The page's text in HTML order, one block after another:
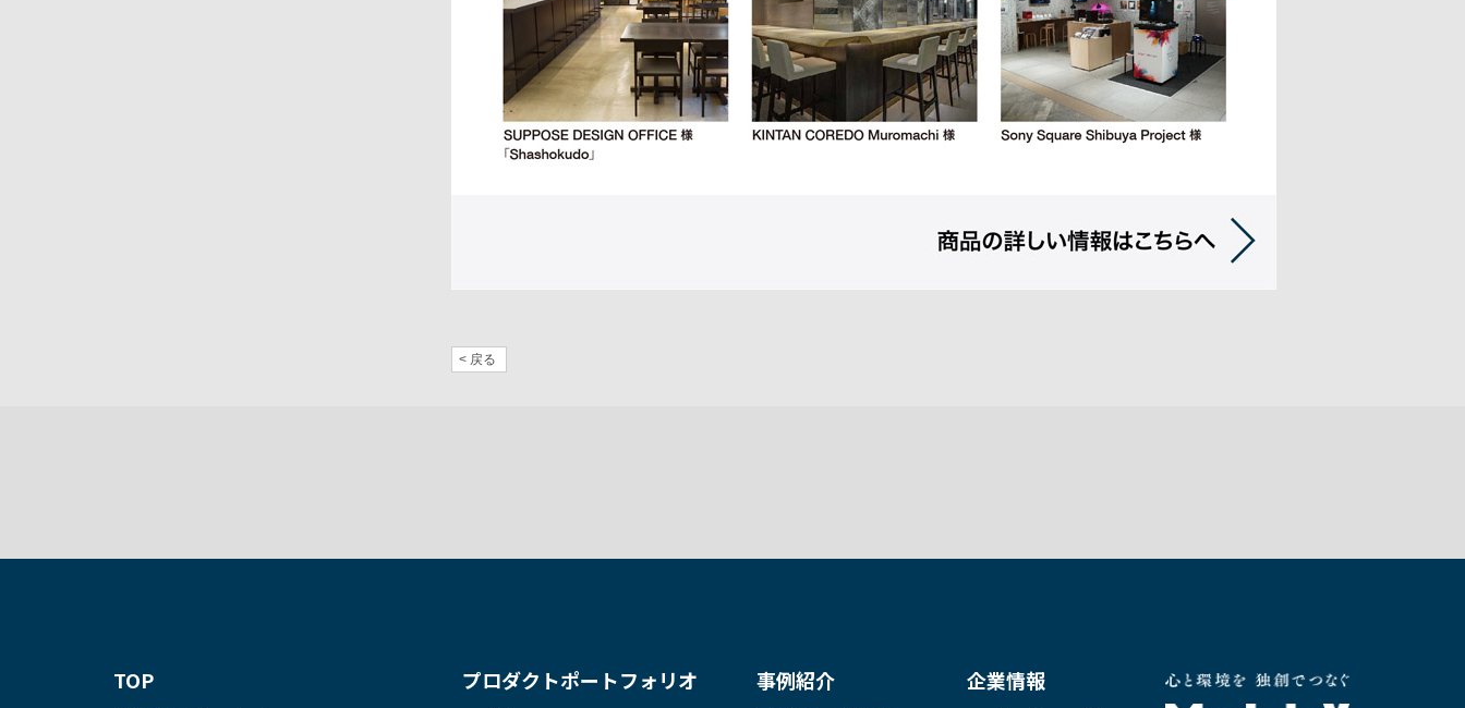
< 戻る
TOP プロダクトポートフォリオ 事例紹介 企業情報